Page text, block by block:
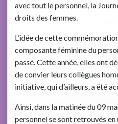
avec tout le personnel, la
droits des femmes.
L’idée de cette
composante féminine du
passé. Cette année, elles ont
de convier leurs collègues
initiative, qui d’ailleurs, a été
Ainsi, dans la matinée du 09
personnel se sont retrouvés